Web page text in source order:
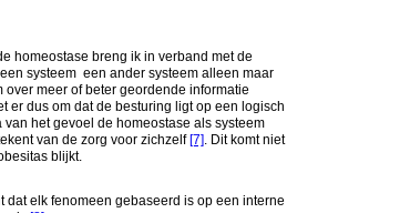
homeostase breng ik in verband met de
systeem een ander systeem alleen maar
meer of beter geordende informatie
er dus om dat de besturing ligt op een logisch
het gevoel de homeostase als systeem
van de zorg voor zichzelf [7]. Dit komt niet
blijkt.
dat elk fenomeen gebaseerd is op een interne